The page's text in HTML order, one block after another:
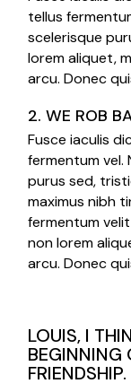
tellus
scelerisque
lorem aliquet,
arcu. Donec
2. WE ROB
Fusce iaculis
fermentum vel.
purus sed,
maximus nibh
fermentum
non lorem
arcu. Donec
LOUIS, I
BEGINNING
FRIENDSHIP.